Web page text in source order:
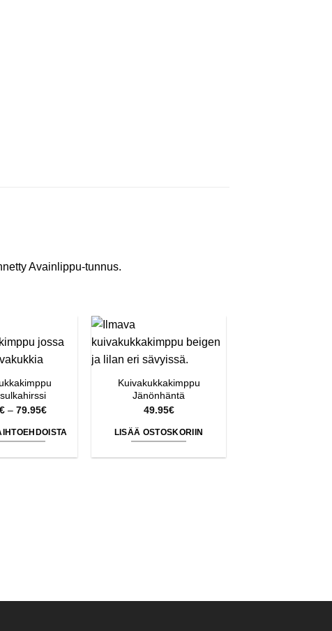
Avainlippu-tunnus.
– 79.95€Hintaluokka:
-
79.95€
Kuivakukkakimppu
Jänönhäntä
49.95€
LISÄÄ OSTOSKORIIN